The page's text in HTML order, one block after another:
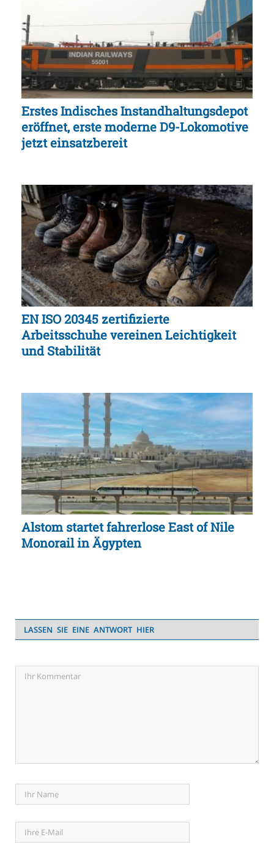
Erstes Indisches Instandhaltungsdepot
eröffnet, erste moderne D9-Lokomotive
jetzt einsatzbereit
EN ISO 20345 zertifizierte
Arbeitsschuhe vereinen Leichtigkeit
und Stabilität
Alstom startet fahrerlose East of Nile
Monorail in Ägypten
LASSEN SIE EINE ANTWORT HIER